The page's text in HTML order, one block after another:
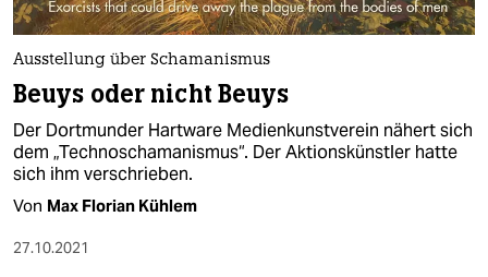
Ausstellung über Schamanismus
Beuys oder nicht Beuys
Der Dortmunder Hartware Medienkunstverein nähert sich
dem „Technoschamanismus“. Der Aktionskünstler hatte
sich ihm verschrieben.
Von Max Florian Kühlem
27.10.2021